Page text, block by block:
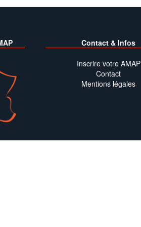
Contact & Infos
Inscrire votre AMAP
Contact
Mentions légales